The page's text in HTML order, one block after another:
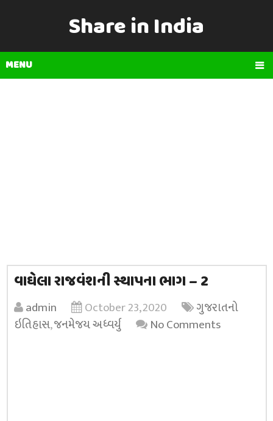
Share in India
MENU
વાઘેલા રાજવંશની સ્થાપના ભાગ – 2
admin October 23, 2020
ગુજરાતનો
ઇતિહાસ,જનમેજય અધ્વર્યુ No Comments